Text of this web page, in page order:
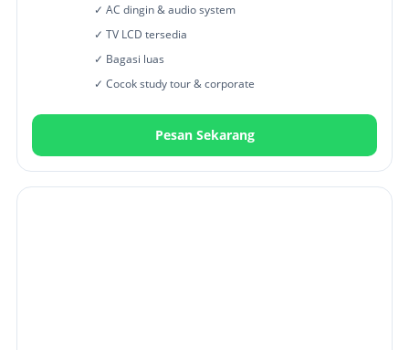
✓ AC dingin & audio system
✓ TV LCD tersedia
✓ Bagasi luas
✓ Cocok study tour & corporate
Pesan Sekarang